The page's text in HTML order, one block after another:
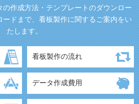
作成方法・テンプレートのダウンロー
ードまで、看板製作に関するご案内をい
たします。
看板製作の流れ
データ作成費用